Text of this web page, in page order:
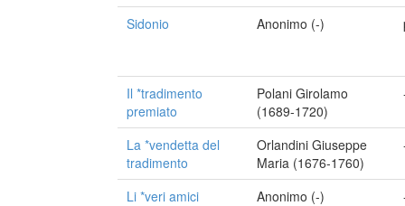
Sidonio Anonimo (-)
Il *tradimento
premiato
Polani Girolamo
(1689-1720)
La *vendetta del
tradimento
Orlandini Giuseppe
Maria (1676-1760)
Li *veri amici Anonimo (-)